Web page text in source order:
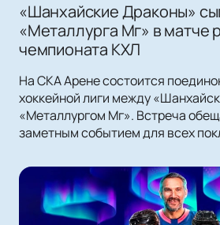
«Шанхайские Драконы»
«Металлурга Мг» в матче
чемпионата КХЛ
На СКА Арене состоится
хоккейной лиги между
«Металлургом Мг». Встреча
заметным событием для всех